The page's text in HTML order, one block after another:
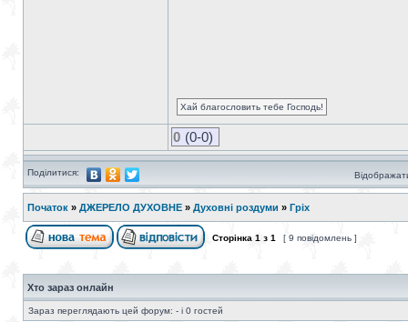
Хай благословить тебе Господь!
0 (0-0)
Поділитися:
Початок » ДЖЕРЕЛО ДУХОВНЕ » Духовні роздуми » Гріх
Сторінка 1 з 1 [ 9 повідомлень ]
Хто зараз онлайн
Зараз переглядають цей форум: - і 0 гостей